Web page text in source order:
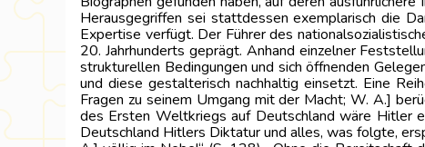
Herausgegriffen sei stattdessen exemplarisch die
Expertise verfügt. Der Führer des
20. Jahrhunderts geprägt. Anhand einzelner
strukturellen Bedingungen und sich öffnenden
und diese gestalterisch nachhaltig einsetzt. Eine
Fragen zu seinem Umgang mit der Macht; W. A.]
des Ersten Weltkriegs auf Deutschland wäre Hitler
Deutschland Hitlers Diktatur und alles, was folgte,